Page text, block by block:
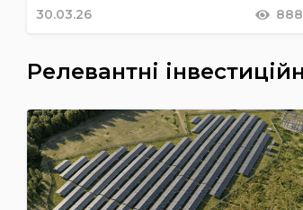
30.03.26 888
Релевантні